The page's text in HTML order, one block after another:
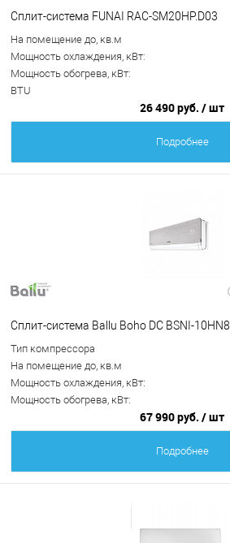
Сплит-система FUNAI RAC-SM20HP.D03
На помещение до, кв.м
Мощность охлаждения, кВт:
Мощность обогрева, кВт:
BTU
26 490 руб. / шт
Подробнее
Сплит-система Ballu Boho DC BSNI-10HN8
Тип компрессора
На помещение до, кв.м
Мощность охлаждения, кВт:
Мощность обогрева, кВт:
67 990 руб. / шт
Подробнее